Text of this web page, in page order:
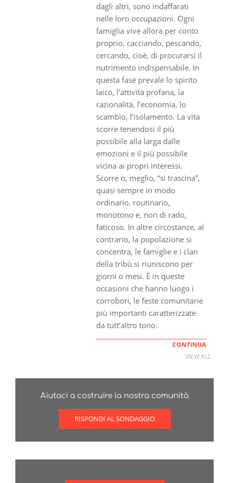
dagli altri, sono indaffarati
nelle loro occupazioni. Ogni
famiglia vive allora per conto
proprio, cacciando, pescando,
cercando, cioè, di procurarsi il
nutrimento indispensabile. In
questa fase prevale lo spirito
laico, l’attività profana, la
razionalità, l’economia, lo
scambio, l’isolamento. La vita
scorre tenendosi il più
possibile alla larga dalle
emozioni e il più possibile
vicina ai propri interessi.
Scorre o, meglio, “si trascina”,
quasi sempre in modo
ordinario, routinario,
monotono e, non di rado,
faticoso. In altre circostanze, al
contrario, la popolazione si
concentra, le famiglie e i clan
della tribù si riuniscono per
giorni o mesi. È in queste
occasioni che hanno luogo i
corrobori, le feste comunitarie
più importanti caratterizzate
da tutt’altro tono.
CONTINUA
VIEW ALL
Aiutaci a costruire la nostra comunità
RISPONDI AL SONDAGGIO